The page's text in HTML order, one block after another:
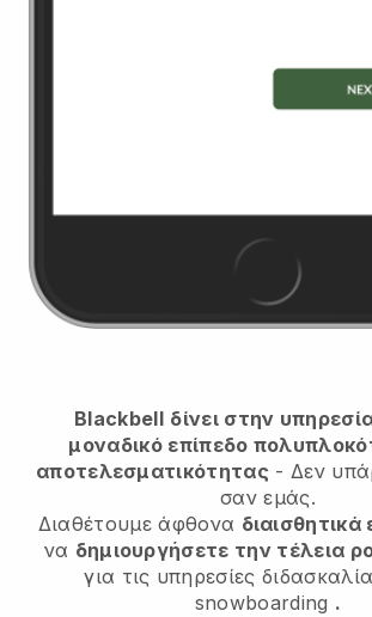
Blackbell δίνει στην
μοναδικό επίπεδο
αποτελεσματικότητας - Δεν
σαν εμάς.
Διαθέτουμε άφθονα διαισθητικά
να δημιουργήσετε την τέλεια
για τις υπηρεσίες
snowboarding .